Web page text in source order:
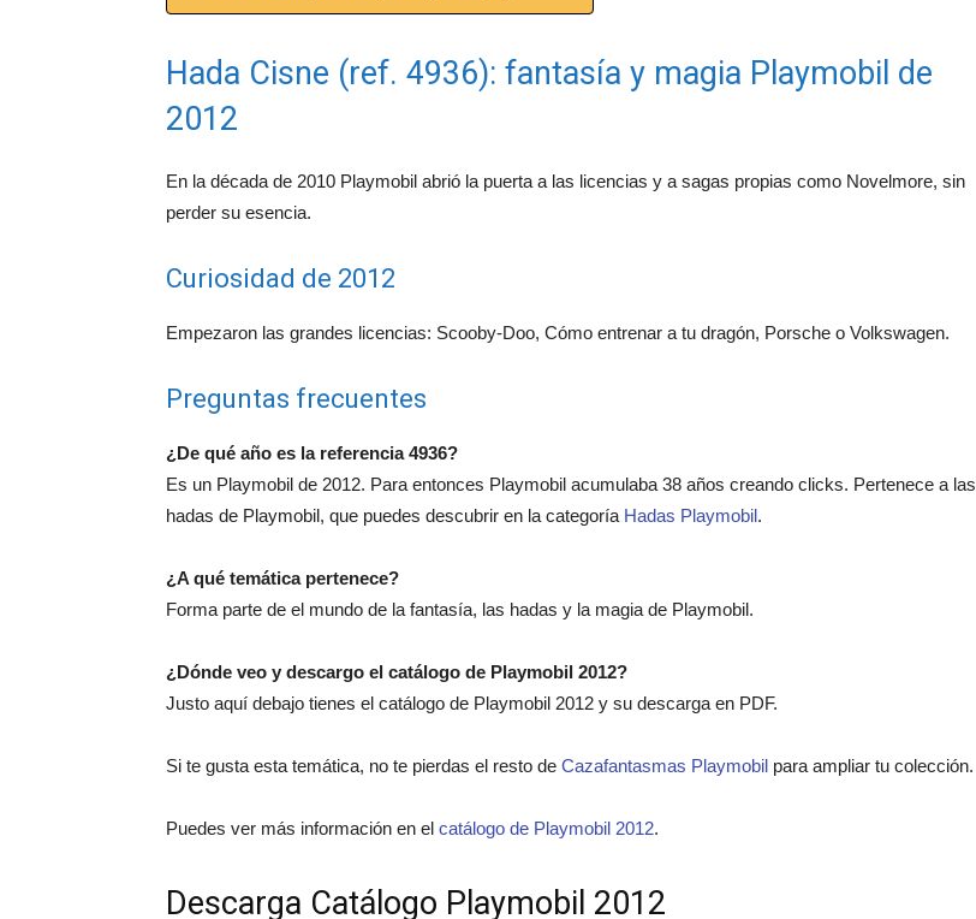
Hada Cisne (ref. 4936): fantasía y magia Playmobil de
2012
En la década de 2010 Playmobil abrió la puerta a las licencias y a sagas propias como Novelmore, sin
perder su esencia.
Curiosidad de 2012
Empezaron las grandes licencias: Scooby-Doo, Cómo entrenar a tu dragón, Porsche o Volkswagen.
Preguntas frecuentes
¿De qué año es la referencia 4936?
Es un Playmobil de 2012. Para entonces Playmobil acumulaba 38 años creando clicks. Pertenece a las
hadas de Playmobil, que puedes descubrir en la categoría Hadas Playmobil.
¿A qué temática pertenece?
Forma parte de el mundo de la fantasía, las hadas y la magia de Playmobil.
¿Dónde veo y descargo el catálogo de Playmobil 2012?
Justo aquí debajo tienes el catálogo de Playmobil 2012 y su descarga en PDF.
Si te gusta esta temática, no te pierdas el resto de Cazafantasmas Playmobil para ampliar tu colección.
Puedes ver más información en el catálogo de Playmobil 2012.
Descarga Catálogo Playmobil 2012